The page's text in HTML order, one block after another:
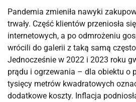
Pandemia zmieniła nawyki
trwały. Część klientów przeniosła
internetowych, a po odmrożeniu
wrócili do galerii z taką samą
Jednocześnie w 2022 i 2023 roku
prądu i ogrzewania – dla obiektu o
tysięcy metrów kwadratowych
dodatkowe koszty. Inflacja